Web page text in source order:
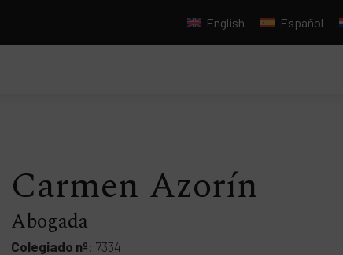
English Español
Carmen Azorín
Abogada
Colegiado nº: 7334